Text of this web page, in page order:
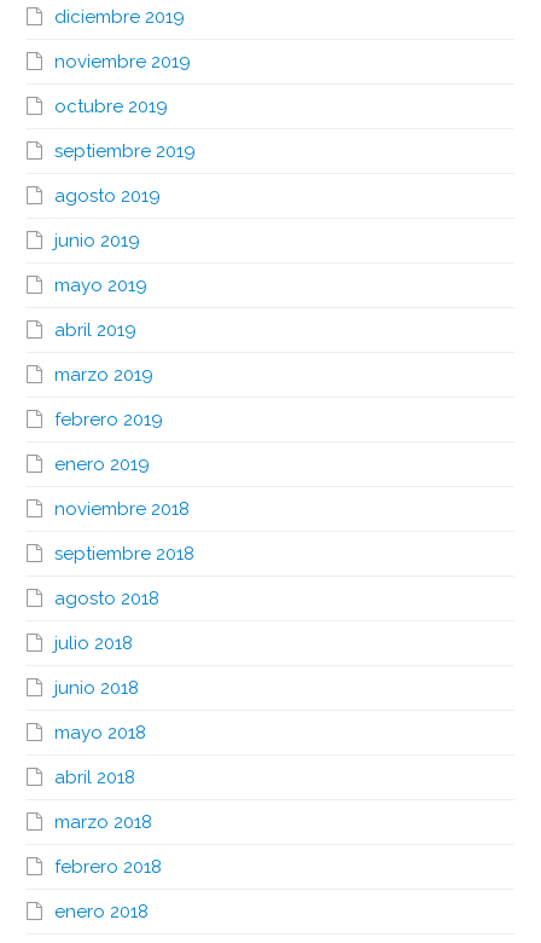
diciembre 2019
noviembre 2019
octubre 2019
septiembre 2019
agosto 2019
junio 2019
mayo 2019
abril 2019
marzo 2019
febrero 2019
enero 2019
noviembre 2018
septiembre 2018
agosto 2018
julio 2018
junio 2018
mayo 2018
abril 2018
marzo 2018
febrero 2018
enero 2018